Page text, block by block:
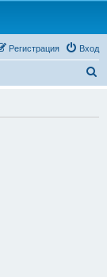
Вход
Регистрация